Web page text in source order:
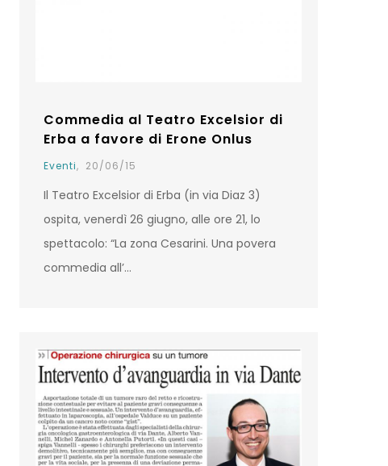
Commedia al Teatro Excelsior di
Erba a favore di Erone Onlus
Eventi, 20/06/15
Il Teatro Excelsior di Erba (in via Diaz 3)
ospita, venerdì 26 giugno, alle ore 21, lo
spettacolo: “La zona Cesarini. Una povera
commedia all’…